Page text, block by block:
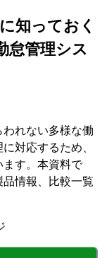
知っておく
怠管理シス
れない多様な働
対応するため、
ます。本資料で
情報、比較一覧